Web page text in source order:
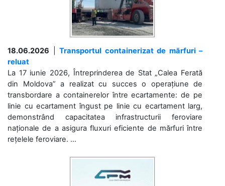
18.06.2026
Transportul containerizat de mărfuri –
reluat
La 17 iunie 2026, Întreprinderea de Stat „Calea Ferată
din Moldova” a realizat cu succes o operațiune de
transbordare a containerelor între ecartamente: de pe
linie cu ecartament îngust pe linie cu ecartament larg,
demonstrând capacitatea infrastructurii feroviare
naționale de a asigura fluxuri eficiente de mărfuri între
rețelele feroviare. ...